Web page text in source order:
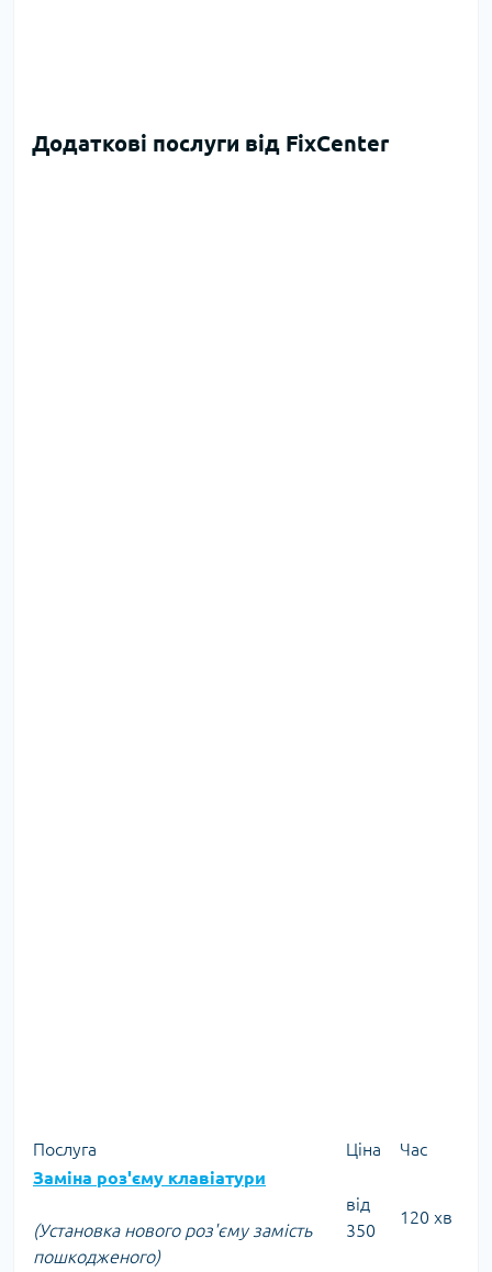
Додаткові послуги від FixCenter
Послуга Ціна
Час
Заміна роз'єму клавіатури
(Установка нового роз'єму замість
пошкодженого)
від
350
120 хв